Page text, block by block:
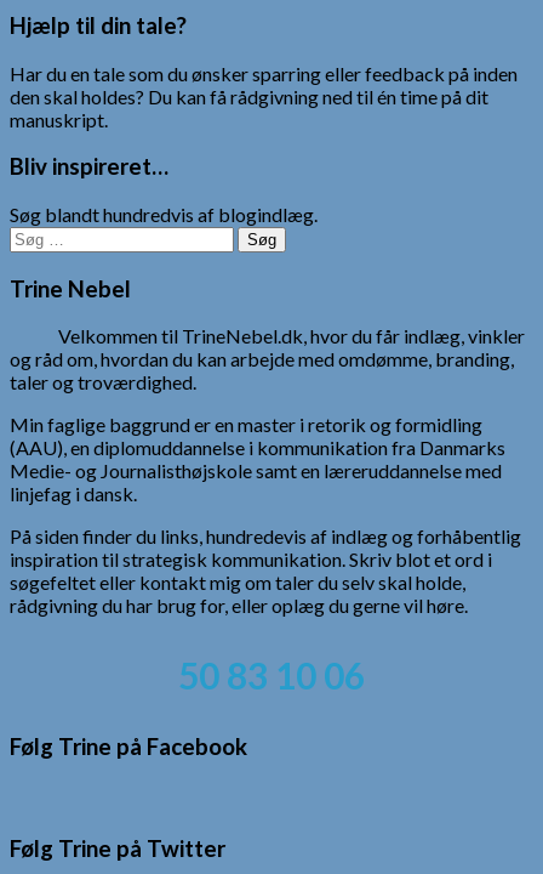
Hjælp til din tale?
Har du en tale som du ønsker sparring eller feedback på inden
den skal holdes? Du kan få rådgivning ned til én time på dit
manuskript.
Bliv inspireret…
Søg blandt hundredvis af blogindlæg.
Søg
efter:
Trine Nebel
Velkommen til TrineNebel.dk, hvor du får indlæg, vinkler
og råd om, hvordan du kan arbejde med omdømme, branding,
taler og troværdighed.
Min faglige baggrund er en master i retorik og formidling
(AAU), en diplomuddannelse i kommunikation fra Danmarks
Medie- og Journalisthøjskole samt en læreruddannelse med
linjefag i dansk.
På siden finder du links, hundredevis af indlæg og forhåbentlig
inspiration til strategisk kommunikation. Skriv blot et ord i
søgefeltet eller kontakt mig om taler du selv skal holde,
rådgivning du har brug for, eller oplæg du gerne vil høre.
50 83 10 06
Følg Trine på Facebook
Følg Trine på Twitter